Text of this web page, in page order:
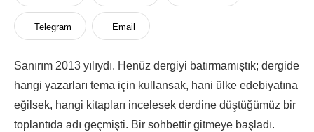
Telegram Email
Sanırım 2013 yılıydı. Henüz dergiyi batırmamıştık; dergide
hangi yazarları tema için kullansak, hani ülke edebiyatına
eğilsek, hangi kitapları incelesek derdine düştüğümüz bir
toplantıda adı geçmişti. Bir sohbettir gitmeye başladı.